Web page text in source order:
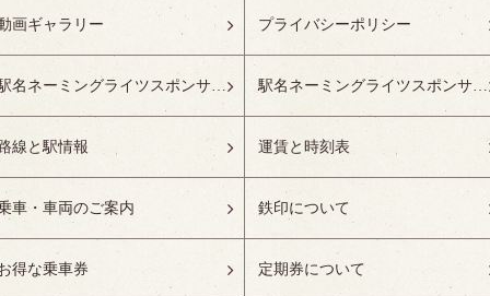
画ギャラリー プライバシーポリシー
駅名ネーミングライツスポンサーの募集開始 駅名ネーミングライツスポンサー紹介
線と駅情報 運賃と時刻表
車・車両のご案内 鉄印について
得な乗車券 定期券について